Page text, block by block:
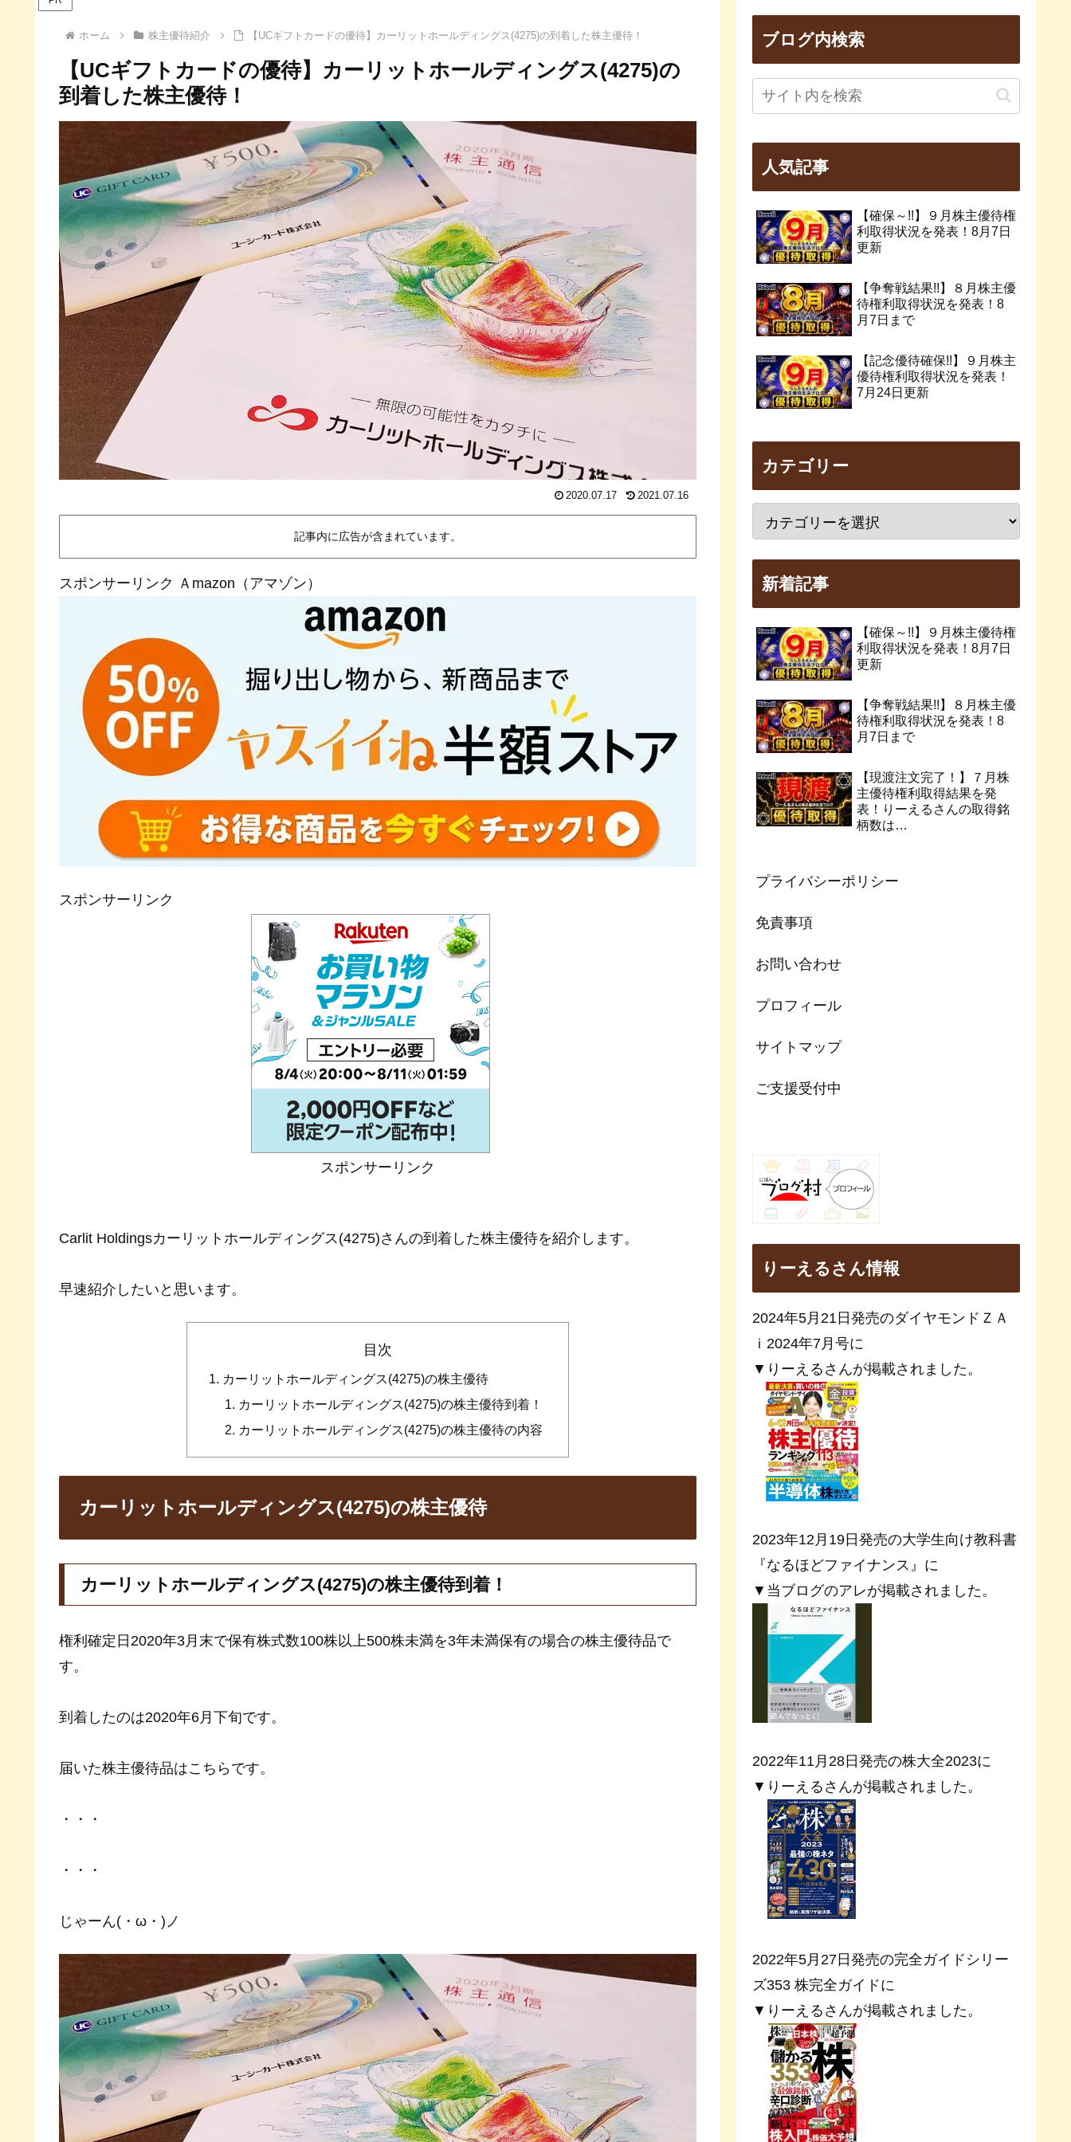
ホーム 株主優待紹介 【UCギフトカードの優待】カーリットホールディングス(4275)の到着した株主優待！
【UCギフトカードの優待】カーリットホールディングス(4275)の
到着した株主優待！
2020.07.17 2021.07.16
記事内に広告が含まれています。
スポンサーリンク Ａmazon（アマゾン）
スポンサーリンク
スポンサーリンク
Carlit Holdingsカーリットホールディングス(4275)さんの到着した株主優待を紹介します。
早速紹介したいと思います。
目次
カーリットホールディングス(4275)の株主優待
カーリットホールディングス(4275)の株主優待到着！
カーリットホールディングス(4275)の株主優待の内容
カーリットホールディングス(4275)の株主優待
カーリットホールディングス(4275)の株主優待到着！
権利確定日2020年3月末で保有株式数100株以上500株未満を3年未満保有の場合の株主優待品で
す。
到着したのは2020年6月下旬です。
届いた株主優待品はこちらです。
・・・
・・・
じゃーん(・ω・)ノ
ブログ内検索
人気記事
【確保～!!】９月株主優待権
利取得状況を発表！8月7日
更新
【争奪戦結果!!】８月株主優
待権利取得状況を発表！8
月7日まで
【記念優待確保!!】９月株主
優待権利取得状況を発表！
7月24日更新
カテゴリー
新着記事
【確保～!!】９月株主優待権
利取得状況を発表！8月7日
更新
【争奪戦結果!!】８月株主優
待権利取得状況を発表！8
月7日まで
【現渡注文完了！】７月株
主優待権利取得結果を発
表！りーえるさんの取得銘
柄数は…
プライバシーポリシー
免責事項
お問い合わせ
プロフィール
サイトマップ
ご支援受付中
りーえるさん情報
2024年5月21日発売のダイヤモンドＺＡ
ｉ2024年7月号に
▼りーえるさんが掲載されました。
2023年12月19日発売の大学生向け教科書
『なるほどファイナンス』に
▼当ブログのアレが掲載されました。
2022年11月28日発売の株大全2023に
▼りーえるさんが掲載されました。
2022年5月27日発売の完全ガイドシリー
ズ353 株完全ガイドに
▼りーえるさんが掲載されました。